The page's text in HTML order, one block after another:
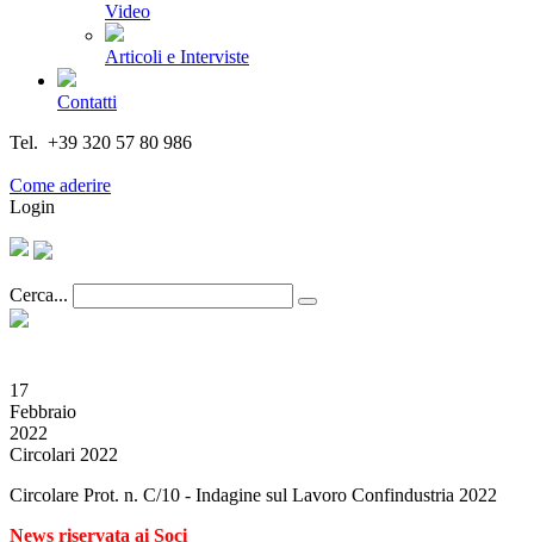
Video
Articoli e Interviste
Contatti
Tel. +39 320 57 80 986
Come aderire
Login
Cerca...
17
Febbraio
2022
Circolari 2022
Circolare Prot. n. C/10 - Indagine sul Lavoro Confindustria 2022
News riservata ai Soci